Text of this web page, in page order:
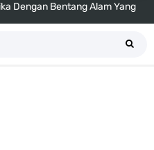
Dengan Bentang Alam Yang